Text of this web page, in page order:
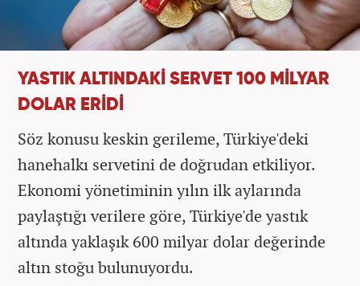
YASTIK ALTINDAKİ SERVET 100 MİLYAR
DOLAR ERİDİ
Söz konusu keskin gerileme, Türkiye'deki
hanehalkı servetini de doğrudan etkiliyor.
Ekonomi yönetiminin yılın ilk aylarında
paylaştığı verilere göre, Türkiye'de yastık
altında yaklaşık 600 milyar dolar değerinde
altın stoğu bulunuyordu.